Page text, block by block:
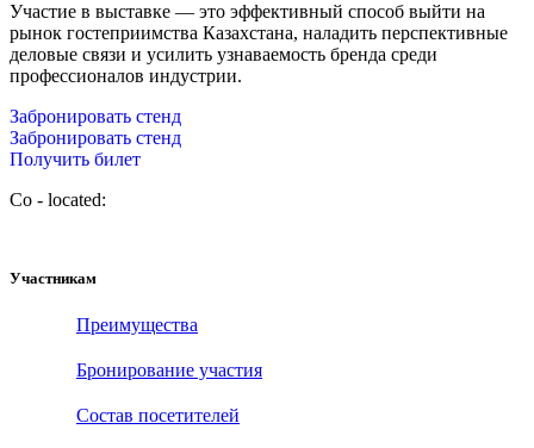
Участие в выставке — это эффективный способ выйти на
рынок гостеприимства Казахстана, наладить перспективные
деловые связи и усилить узнаваемость бренда среди
профессионалов индустрии.
Забронировать стенд
Забронировать стенд
Получить билет
Co - located:
Участникам
Преимущества
Бронирование участия
Состав посетителей